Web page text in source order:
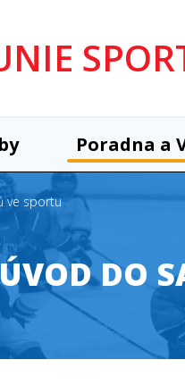
Poradna a
ve sportu
DO